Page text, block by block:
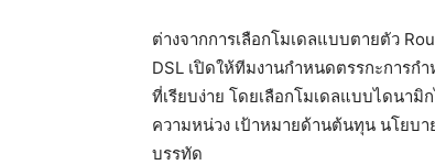
ต่างจากการเลือกโมเดลแบบตายตัว
DSL เปิดให้ทีมงานกำหนดตรรกะการก
ที่เรียบง่าย โดยเลือกโมเดลแบบไดนา
ความหน่วง เป้าหมายด้านต้นทุน นโยบ
บรรทัด